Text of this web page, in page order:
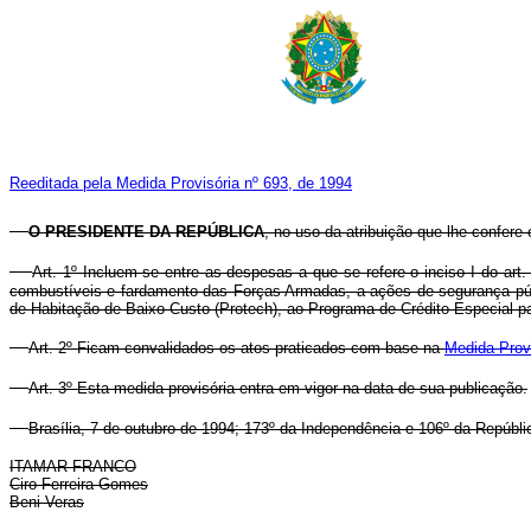
Reeditada pela Medida Provisória nº 693, de 1994
O PRESIDENTE DA REPÚBLICA, no uso da atribuição que lhe
Art. 1º Incluem-se entre as despesas a que se refere o inciso I do
combustíveis e fardamento das Forças Armadas, a ações de segurança
de Habitação de Baixo Custo (Protech), ao Programa de Crédito Especial
Art. 2º Ficam convalidados os atos praticados com base naMedida
Art. 3º Esta medida provisória entra em vigor na data de sua publicação.
Brasília, 7 de outubro de 1994; 173º da Independência e 106º da
ITAMAR FRANCO
Ciro Ferreira Gomes
Beni Veras